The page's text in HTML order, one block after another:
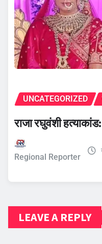
UNCATEGORIZED
राजा रघुवंशी
Regional Reporter
LEAVE A REPLY